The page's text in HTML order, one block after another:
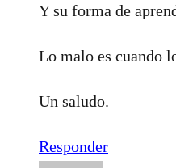
Y su forma de
Lo malo es cuando
Un saludo.
Responder